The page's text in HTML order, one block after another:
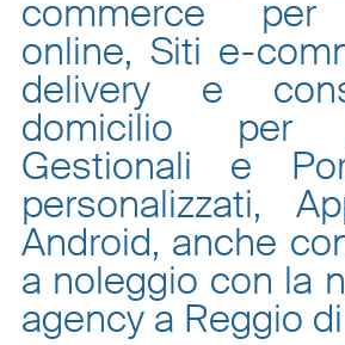
commerce per
online, Siti e-
delivery e
domicilio per
Gestionali e
personalizzati,
Android, anche
a noleggio con la
agency a Reggio